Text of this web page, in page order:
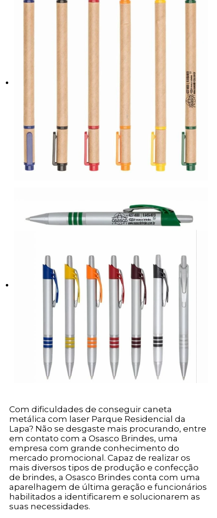
Com dificuldades de conseguir caneta
metálica com laser Parque Residencial da
Lapa? Não se desgaste mais procurando, entre
em contato com a Osasco Brindes, uma
empresa com grande conhecimento do
mercado promocional. Capaz de realizar os
mais diversos tipos de produção e confecção
de brindes, a Osasco Brindes conta com uma
aparelhagem de última geração e funcionários
habilitados a identificarem e solucionarem as
suas necessidades.